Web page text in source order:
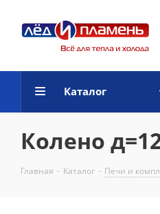
Каталог
Колено
Главная - Каталог - Печи и